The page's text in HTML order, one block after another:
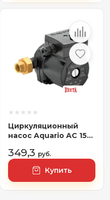
Циркуляционный
насос Aquario AC 154-
349,3 руб.
Купить